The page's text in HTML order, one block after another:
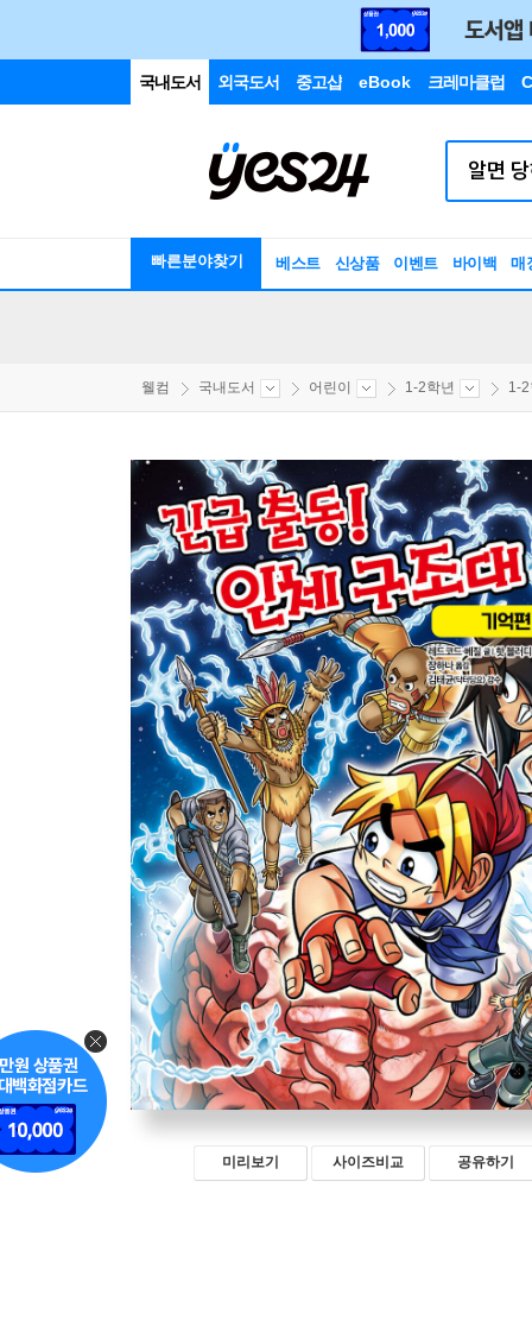
국내도서 외국도서 중고샵 eBook 크레마클럽
빠른분야찾기 베스트 신상품 이벤트 바이백 매
웰컴 국내도서 어린이 1-2학년 1-
미리보기 사이즈비교 공유하기